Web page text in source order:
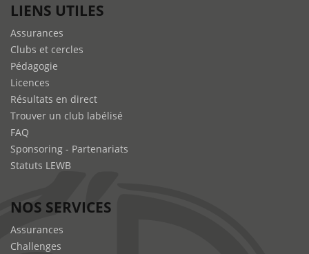
LIENS UTILES
Assurances
Clubs et cercles
Pédagogie
Licences
Résultats en direct
Trouver un club labélisé
FAQ
Sponsoring - Partenariats
Statuts LEWB
NOS SERVICES
Assurances
Challenges